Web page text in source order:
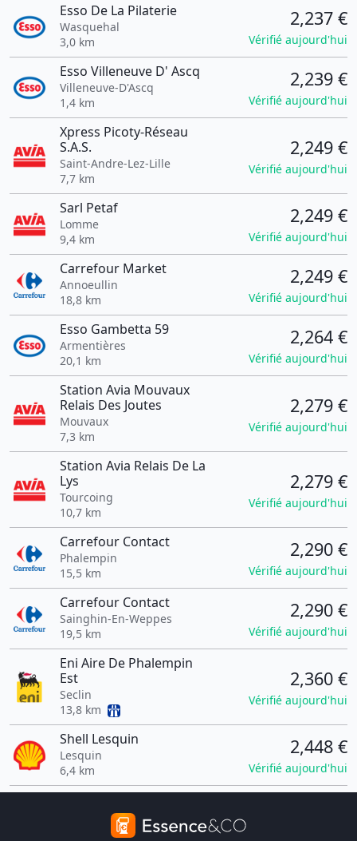
Esso De La Pilaterie
Wasquehal
3,0 km
2,237 €
Vérifié aujourd'hui
Esso Villeneuve D' Ascq
Villeneuve-D'Ascq
1,4 km
2,239 €
Vérifié aujourd'hui
Xpress Picoty-Réseau
S.A.S.
Saint-Andre-Lez-Lille
7,7 km
2,249 €
Vérifié aujourd'hui
Sarl Petaf
Lomme
9,4 km
2,249 €
Vérifié aujourd'hui
Carrefour Market
Annoeullin
18,8 km
2,249 €
Vérifié aujourd'hui
Esso Gambetta 59
Armentières
20,1 km
2,264 €
Vérifié aujourd'hui
Station Avia Mouvaux
Relais Des Joutes
Mouvaux
7,3 km
2,279 €
Vérifié aujourd'hui
Station Avia Relais De La
Lys
Tourcoing
10,7 km
2,279 €
Vérifié aujourd'hui
Carrefour Contact
Phalempin
15,5 km
2,290 €
Vérifié aujourd'hui
Carrefour Contact
Sainghin-En-Weppes
19,5 km
2,290 €
Vérifié aujourd'hui
Eni Aire De Phalempin
Est
Seclin
13,8 km
2,360 €
Vérifié aujourd'hui
Shell Lesquin
Lesquin
6,4 km
2,448 €
Vérifié aujourd'hui